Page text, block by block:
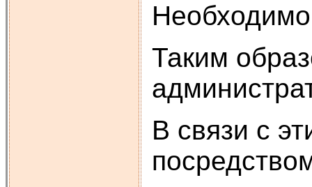
Таким
В связи с